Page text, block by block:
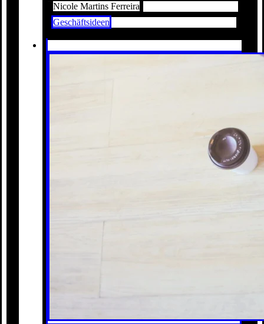
Nicole Martins Ferreira
Geschäftsideen